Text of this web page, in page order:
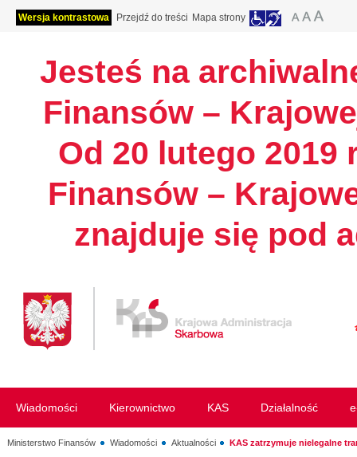
Wersja kontrastowa Przejdź do treści Mapa strony
Jesteś na
Finansów –
Od 20 lutego 2019
Finansów –
znajduje się pod
Wiadomości Kierownictwo KAS Działalność
Ministerstwo Finansów Wiadomości Aktualności KAS zatrzymuje nielegalne